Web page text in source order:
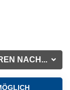
NACH...